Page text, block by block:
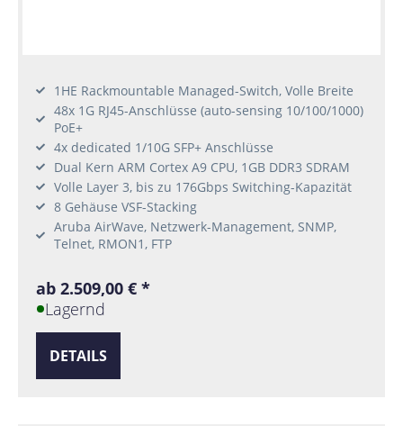
1HE Rackmountable Managed-Switch, Volle Breite
48x 1G RJ45-Anschlüsse (auto-sensing 10/100/1000)
PoE+
4x dedicated 1/10G SFP+ Anschlüsse
Dual Kern ARM Cortex A9 CPU, 1GB DDR3 SDRAM
Volle Layer 3, bis zu 176Gbps Switching-Kapazität
8 Gehäuse VSF-Stacking
Aruba AirWave, Netzwerk-Management, SNMP,
Telnet, RMON1, FTP
ab 2.509,00 € *
Lagernd
DETAILS